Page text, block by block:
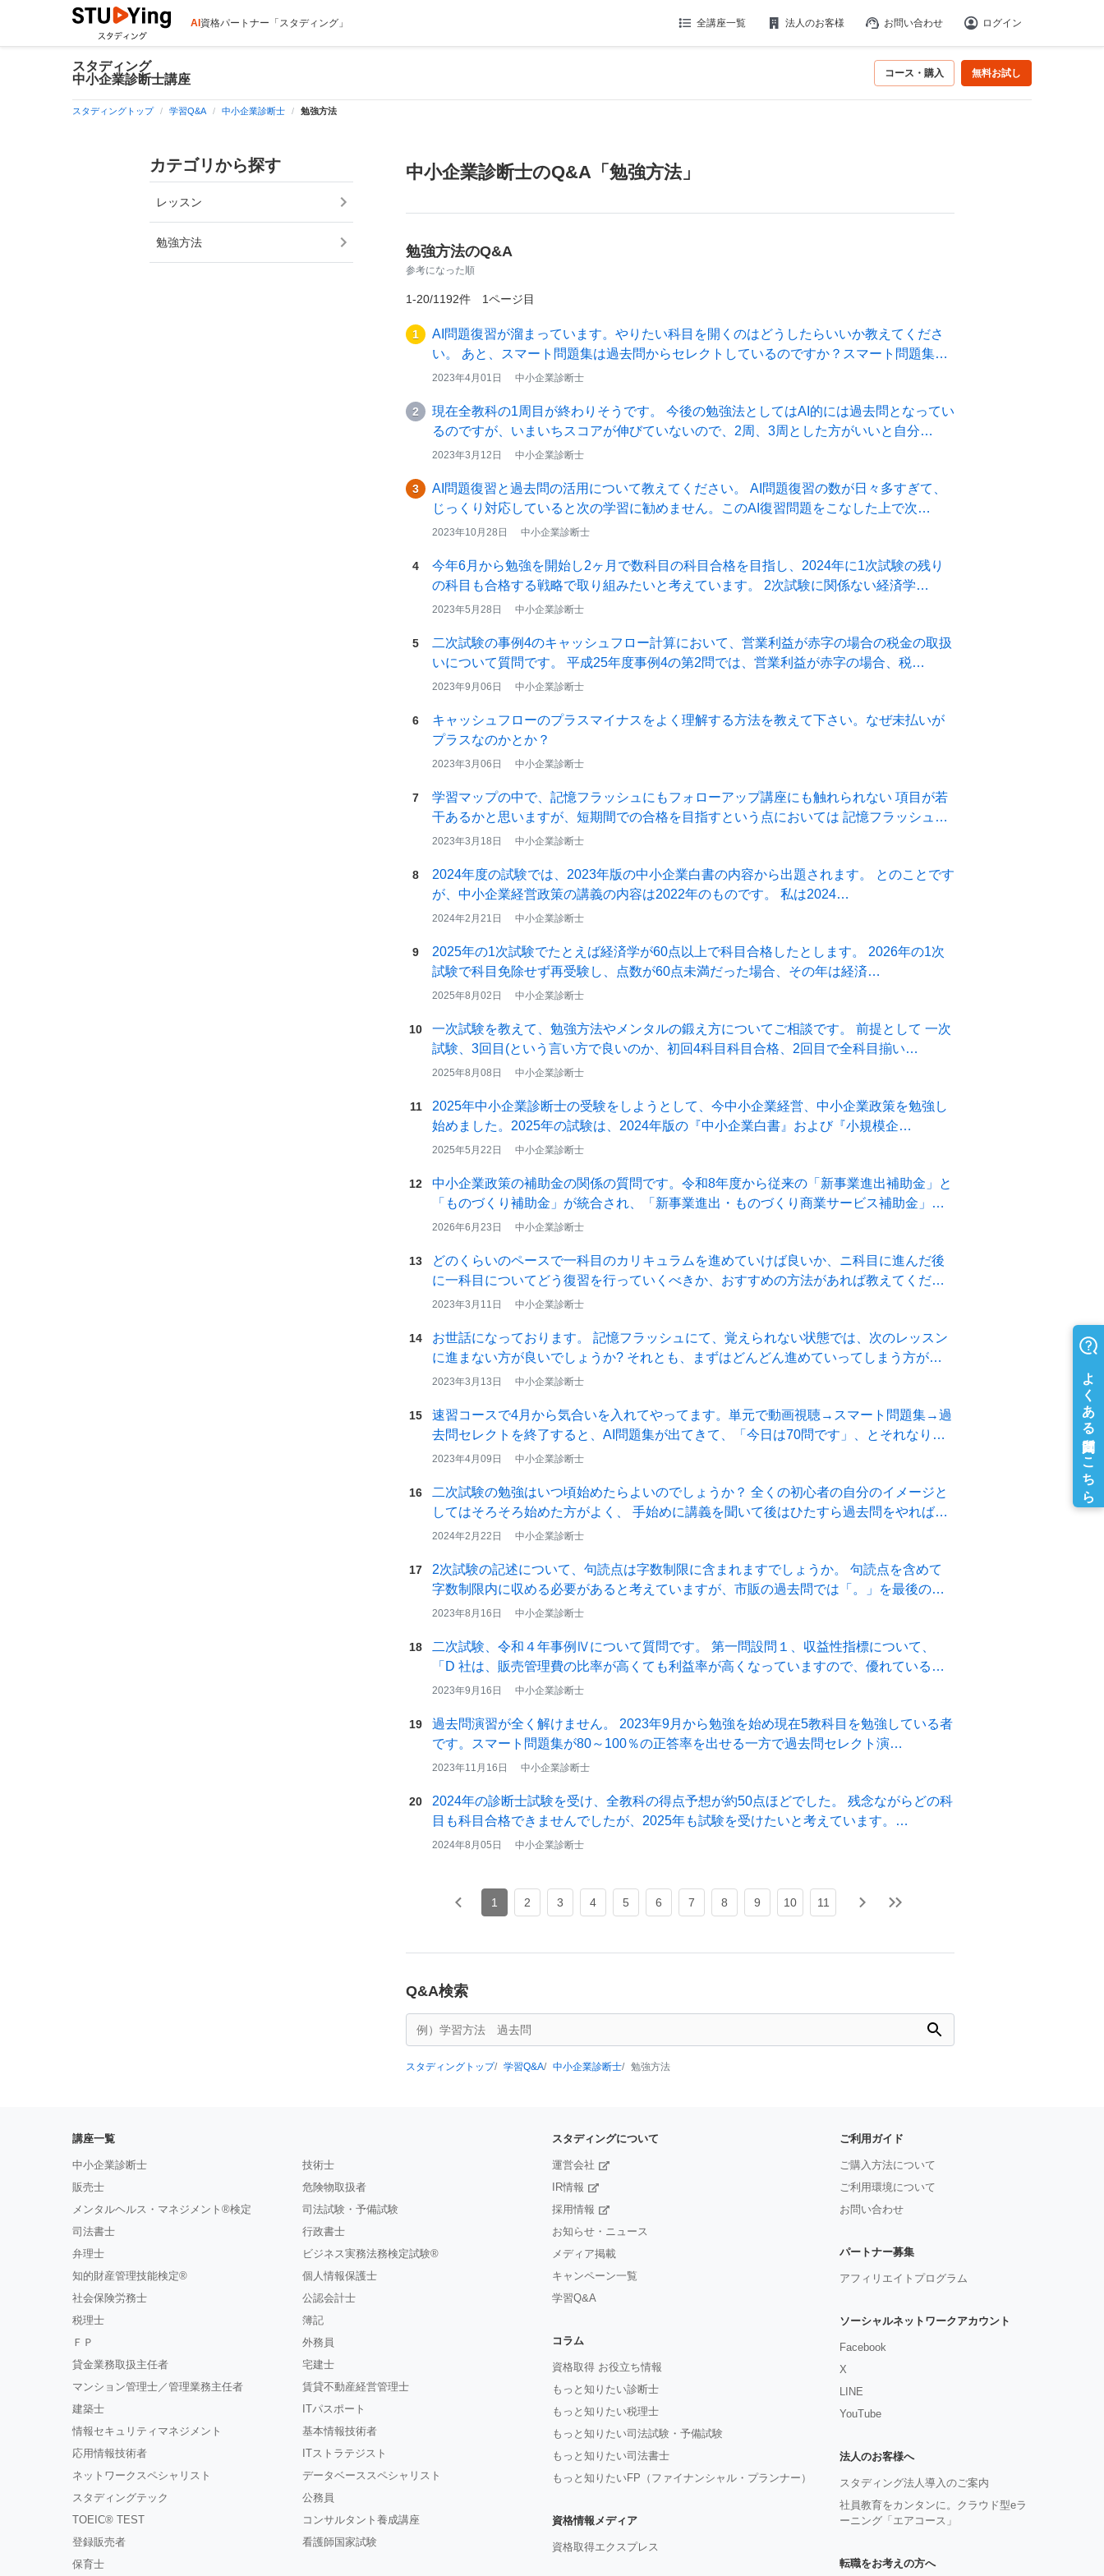
AI 資格パートナー「スタディング」 全講座一覧 法人のお客様 お問い合わせ ログイン
スタディング
中小企業診断士講座
コース・購入 無料お試し
スタディングトップ 学習Q&A 中小企業診断士 勉強方法
中小企業診断士のQ&A「勉強方法」
勉強方法のQ&A
参考になった順
1-20/1192件 1ページ目
1
AI問題復習が溜まっています。やりたい科目を開くのはどうしたらいいか教えてくださ
い。 あと、スマート問題集は過去問からセレクトしているのですか？スマート問題集
→…
2023年4月01日 中小企業診断士
2
現在全教科の1周目が終わりそうです。 今後の勉強法としてはAI的には過去問となってい
るのですが、いまいちスコアが伸びていないので、2周、3周とした方がいいと自分…
2023年3月12日 中小企業診断士
3
AI問題復習と過去問の活用について教えてください。 AI問題復習の数が日々多すぎて、
じっくり対応していると次の学習に勧めません。このAI復習問題をこなした上で次…
2023年10月28日 中小企業診断士
4
今年6月から勉強を開始し2ヶ月で数科目の科目合格を目指し、2024年に1次試験の残り
の科目も合格する戦略で取り組みたいと考えています。 2次試験に関係ない経済学…
2023年5月28日 中小企業診断士
5
二次試験の事例4のキャッシュフロー計算において、営業利益が赤字の場合の税金の取扱
いについて質問です。 平成25年度事例4の第2問では、営業利益が赤字の場合、税…
2023年9月06日 中小企業診断士
6
キャッシュフローのプラスマイナスをよく理解する方法を教えて下さい。なぜ未払いが
プラスなのかとか？
2023年3月06日 中小企業診断士
7
学習マップの中で、記憶フラッシュにもフォローアップ講座にも触れられない 項目が若
干あるかと思いますが、短期間での合格を目指すという点においては 記憶フラッシュ
＋…
2023年3月18日 中小企業診断士
8
2024年度の試験では、2023年版の中小企業白書の内容から出題されます。 とのことです
が、中小企業経営政策の講義の内容は2022年のものです。 私は2024…
2024年2月21日 中小企業診断士
9
2025年の1次試験でたとえば経済学が60点以上で科目合格したとします。 2026年の1次
試験で科目免除せず再受験し、点数が60点未満だった場合、その年は経済…
2025年8月02日 中小企業診断士
10
一次試験を教えて、勉強方法やメンタルの鍛え方についてご相談です。 前提として 一次
試験、3回目(という言い方で良いのか、初回4科目科目合格、2回目で全科目揃い…
2025年8月08日 中小企業診断士
11
2025年中小企業診断士の受験をしようとして、今中小企業経営、中小企業政策を勉強し
始めました。2025年の試験は、2024年版の『中小企業白書』および『小規模企…
2025年5月22日 中小企業診断士
12
中小企業政策の補助金の関係の質問です。令和8年度から従来の「新事業進出補助金」と
「ものづくり補助金」が統合され、「新事業進出・ものづくり商業サービス補助金」と
な…
2026年6月23日 中小企業診断士
13
どのくらいのペースで一科目のカリキュラムを進めていけば良いか、ニ科目に進んだ後
に一科目についてどう復習を行っていくべきか、おすすめの方法があれば教えてくださ
い。…
2023年3月11日 中小企業診断士
14
お世話になっております。 記憶フラッシュにて、覚えられない状態では、次のレッスン
に進まない方が良いでしょうか? それとも、まずはどんどん進めていってしまう方が
良…
2023年3月13日 中小企業診断士
15
速習コースで4月から気合いを入れてやってます。単元で動画視聴→スマート問題集→過
去問セレクトを終了すると、AI問題集が出てきて、「今日は70問です」、とそれなり…
2023年4月09日 中小企業診断士
16
二次試験の勉強はいつ頃始めたらよいのでしょうか？ 全くの初心者の自分のイメージと
してはそろそろ始めた方がよく、 手始めに講義を聞いて後はひたすら過去問をやれば
い…
2024年2月22日 中小企業診断士
17
2次試験の記述について、句読点は字数制限に含まれますでしょうか。 句読点を含めて
字数制限内に収める必要があると考えていますが、市販の過去問では「。」を最後の文
字…
2023年8月16日 中小企業診断士
18
二次試験、令和４年事例Ⅳについて質問です。 第一問設問１、収益性指標について、
「D 社は、販売管理費の比率が高くても利益率が高くなっていますので、優れている
指…
2023年9月16日 中小企業診断士
19
過去問演習が全く解けません。 2023年9月から勉強を始め現在5教科目を勉強している者
です。スマート問題集が80～100％の正答率を出せる一方で過去問セレクト演…
2023年11月16日 中小企業診断士
20
2024年の診断士試験を受け、全教科の得点予想が約50点ほどでした。 残念ながらどの科
目も科目合格できませんでしたが、2025年も試験を受けたいと考えています。…
2024年8月05日 中小企業診断士
1 2 3 4 5 6 7 8 9 10 11
Q&A検索
スタディングトップ 学習Q&A 中小企業診断士 勉強方法
カテゴリから探す
レッスン
勉強方法
講座一覧
中小企業診断士
技術士
販売士
危険物取扱者
メンタルヘルス・マネジメント®検定
司法試験・予備試験
司法書士
行政書士
弁理士
ビジネス実務法務検定試験®
知的財産管理技能検定®
個人情報保護士
社会保険労務士
公認会計士
税理士
簿記
ＦＰ
外務員
貸金業務取扱主任者
宅建士
マンション管理士／管理業務主任者
賃貸不動産経営管理士
建築士
ITパスポート
情報セキュリティマネジメント
基本情報技術者
応用情報技術者
ITストラテジスト
ネットワークスペシャリスト
データベーススペシャリスト
スタディングテック
公務員
TOEIC® TEST
コンサルタント養成講座
登録販売者
看護師国家試験
保育士
スタディングについて
運営会社
IR情報
採用情報
お知らせ・ニュース
メディア掲載
キャンペーン一覧
学習Q&A
コラム
資格取得 お役立ち情報
もっと知りたい診断士
もっと知りたい税理士
もっと知りたい司法試験・予備試験
もっと知りたい司法書士
もっと知りたいFP（ファイナンシャル・プランナー）
資格情報メディア
資格取得エクスプレス
ご利用ガイド
ご購入方法について
ご利用環境について
お問い合わせ
パートナー募集
アフィリエイトプログラム
ソーシャルネットワークアカウント
Facebook
X
LINE
YouTube
法人のお客様へ
スタディング法人導入のご案内
社員教育をカンタンに。クラウド型eラ
ーニング「エアコース」
転職をお考えの方へ